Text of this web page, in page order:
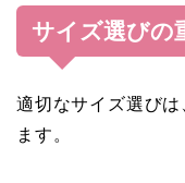
サイズ選びの
適切なサイズ選び
ます。